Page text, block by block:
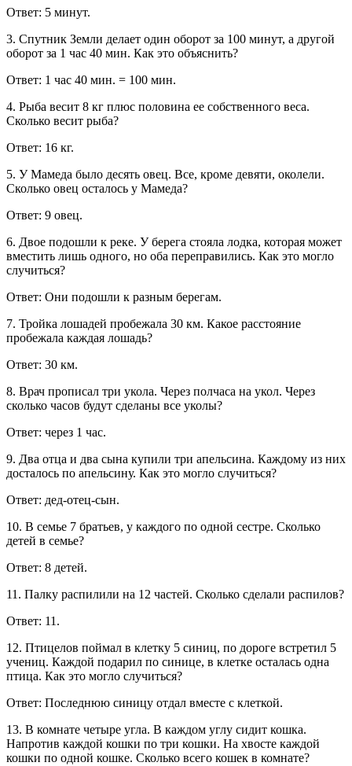
Ответ: 5 минут.
3. Спутник Земли делает один оборот за 100 минут, а другой
оборот за 1 час 40 мин. Как это объяснить?
Ответ: 1 час 40 мин. = 100 мин.
4. Рыба весит 8 кг плюс половина ее собственного веса.
Сколько весит рыба?
Ответ: 16 кг.
5. У Мамеда было десять овец. Все, кроме девяти, околели.
Сколько овец осталось у Мамеда?
Ответ: 9 овец.
6. Двое подошли к реке. У берега стояла лодка, которая может
вместить лишь одного, но оба переправились. Как это могло
случиться?
Ответ: Они подошли к разным берегам.
7. Тройка лошадей пробежала 30 км. Какое расстояние
пробежала каждая лошадь?
Ответ: 30 км.
8. Врач прописал три укола. Через полчаса на укол. Через
сколько часов будут сделаны все уколы?
Ответ: через 1 час.
9. Два отца и два сына купили три апельсина. Каждому из них
досталось по апельсину. Как это могло случиться?
Ответ: дед-отец-сын.
10. В семье 7 братьев, у каждого по одной сестре. Сколько
детей в семье?
Ответ: 8 детей.
11. Палку распилили на 12 частей. Сколько сделали распилов?
Ответ: 11.
12. Птицелов поймал в клетку 5 синиц, по дороге встретил 5
учениц. Каждой подарил по синице, в клетке осталась одна
птица. Как это могло случиться?
Ответ: Последнюю синицу отдал вместе с клеткой.
13. В комнате четыре угла. В каждом углу сидит кошка.
Напротив каждой кошки по три кошки. На хвосте каждой
кошки по одной кошке. Сколько всего кошек в комнате?